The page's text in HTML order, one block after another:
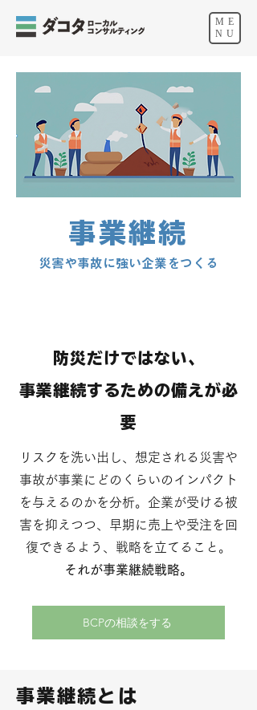
ME
NU
災害や事故に強い企業をつくる
事業継続
防災だけではない、
事業継続するための備えが必
要
リスクを洗い出し、想定される災害や
事故が事業にどのくらいのインパクト
を与えるのかを分析。企業が受ける被
害を抑えつつ、早期に売上や受注を回
復できるよう、戦略を立てること。
​それが事業継続戦略。
BCPの相談をする
​事業継続とは